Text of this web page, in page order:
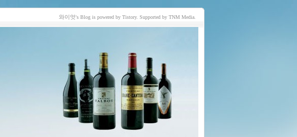
와이엇's Blog is powered by Tistory. Supported by TNM Media.